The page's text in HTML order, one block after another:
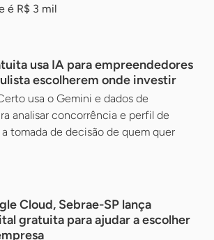
é R$ 3 mil
usa IA para empreendedores
escolherem onde investir
usa o Gemini e dados de
analisar concorrência e perfil de
tomada de decisão de quem quer
Cloud, Sebrae-SP lança
gratuita para ajudar a escolher